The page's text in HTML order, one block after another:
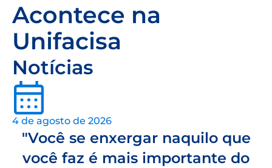
Acontece na
Unifacisa
Notícias
4 de agosto de 2026
"Você se enxergar naquilo que
você faz é mais importante do